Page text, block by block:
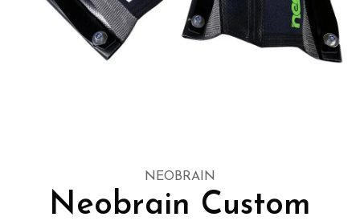
NEOBRAIN
Neobrain Custom